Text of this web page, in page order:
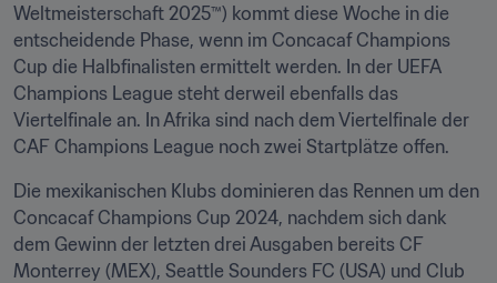
Weltmeisterschaft 2025™) kommt diese Woche in die
entscheidende Phase, wenn im Concacaf Champions
Cup die Halbfinalisten ermittelt werden. In der UEFA
Champions League steht derweil ebenfalls das
Viertelfinale an. In Afrika sind nach dem Viertelfinale der
CAF Champions League noch zwei Startplätze offen.
Die mexikanischen Klubs dominieren das Rennen um den
Concacaf Champions Cup 2024, nachdem sich dank
dem Gewinn der letzten drei Ausgaben bereits CF
Monterrey (MEX), Seattle Sounders FC (USA) und Club